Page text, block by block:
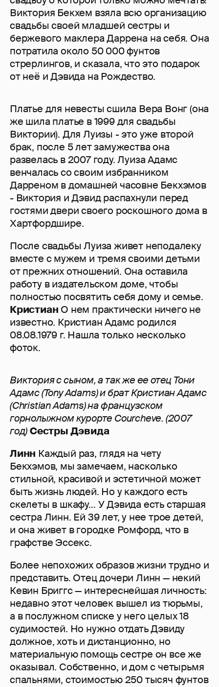
Виктория Бекхем взяла всю организацию
свадьбы своей младшей сестры и
бержевого маклера Даррена на себя. Она
потратила около 50 000 фунтов
стрерлингов, и сказала, что это подарок
от неё и Дэвида на Рождество.
Платье для невесты сшила Вера Вонг (она
же шила платье в 1999 для свадьбы
Виктории). Для Луизы - это уже второй
брак, после 5 лет замужества она
развелась в 2007 году. Луиза Адамс
венчалась со своим избранником
Дарреном в домашней часовне Бекхэмов
- Виктория и Дэвид распахнули перед
гостями двери своего роскошного дома в
Хартфордшире.
После свадьбы Луиза живет неподалеку
вместе с мужем и тремя своими детьми
от прежних отношений. Она оставила
работу в издательском доме, чтобы
полностью посвятить себя дому и семье.
Кристиан О нем практически ничего не
известно. Кристиан Адамс родился
08.08.1979 г. Нашла только несколько
фоток.
Виктория с сыном, а так же ее отец Тони
Адамс (Tony Adams) и брат Кристиан Адамс
(Christian Adams) на французском
горнолыжном курорте Courcheve. (2007
год)Сестры Дэвида
Линн Каждый раз, глядя на чету
Бекхэмов, мы замечаем, насколько
стильной, красивой и эстетичной может
быть жизнь людей. Но у каждого есть
скелеты в шкафу… У Дэвида есть старшая
сестра Линн. Ей 39 лет, у нее трое детей,
и она живет в городке Ромфорд, что в
графстве Эссекс.
Более непохожих образов жизни трудно и
представить. Отец дочери Линн — некий
Кевин Бриггс — интереснейшая личность:
недавно этот человек вышел из тюрьмы,
а в послужном списке у него целых 18
судимостей. Но нужно отдать Дэвиду
должное, хоть и дистанционно, но
материальную помощь сестре он все же
оказывал. Собственно, и дом с четырьмя
спальнями, стоимостью 250 тысяч фунтов